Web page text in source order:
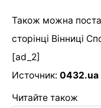
Також можна
сторінці Вінниці
[ad_2]
Источник: 0432.ua
Читайте також